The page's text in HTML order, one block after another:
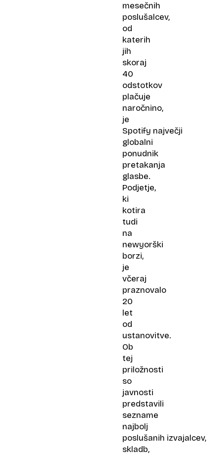
mesečnih
poslušalcev,
od
katerih
jih
skoraj
40
odstotkov
plačuje
naročnino,
je
Spotify največji
globalni
ponudnik
pretakanja
glasbe.
Podjetje,
ki
kotira
tudi
na
newyorški
borzi,
je
včeraj
praznovalo
20
let
od
ustanovitve.
Ob
tej
priložnosti
so
javnosti
predstavili
sezname
najbolj
poslušanih izvajalcev,
skladb,